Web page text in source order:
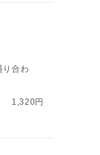
り合わ
1,320円